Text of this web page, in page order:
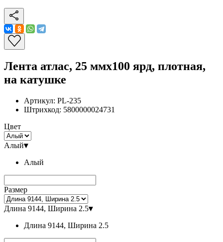
Лента атлас, 25 ммx100 ярд, плотная,
на катушке
Артикул: PL-235
Штрихкод: 5800000024731
Цвет
Алый▾
Алый
Размер
Длина 9144, Ширина 2.5▾
Длина 9144, Ширина 2.5